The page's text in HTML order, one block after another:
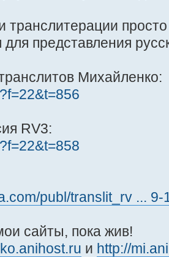
транслитерации
для представления
Михайленко:
RV3:
publ/translit_rv ... 9-
сайты, пока жив!
и http://